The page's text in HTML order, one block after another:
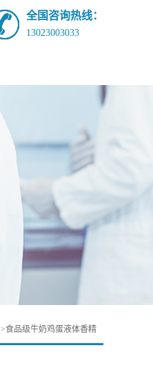
全国咨询热线：
13023003033
>食品级牛奶鸡蛋液体香精